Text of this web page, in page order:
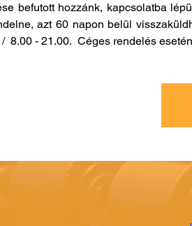
befutott hozzánk, kapcsolatba
azt 60 napon belül
/ 8.00 - 21.00. Céges rendelés